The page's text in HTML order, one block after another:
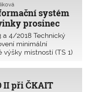
systém
prosinec
a 4/2018 Technický
minimální
výšky místností (TS 1)
konstrukcí (TP 3.2)
a realizace
Aktualizace Facility m
II při ČKAIT